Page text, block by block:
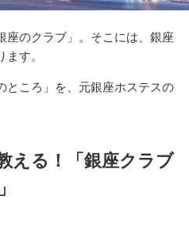
座のクラブ」。そこには、銀座
す。
ところ」を、元銀座ホステスの
える！「銀座クラブ